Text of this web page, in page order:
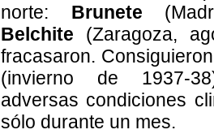
norte: Brunete
Belchite (Zaragoza,
fracasaron.
(invierno de 1937-
adversas condiciones
sólo durante un mes.